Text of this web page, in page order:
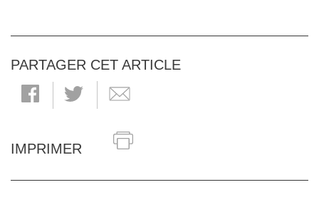
PARTAGER CET ARTICLE
IMPRIMER